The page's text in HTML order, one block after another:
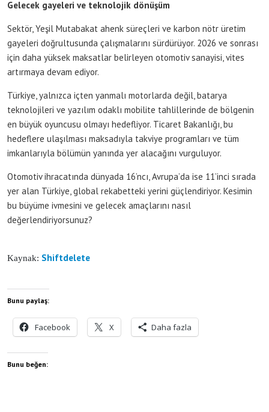
Gelecek gayeleri ve teknolojik dönüşüm
Sektör, Yeşil Mutabakat ahenk süreçleri ve karbon nötr üretim
gayeleri doğrultusunda çalışmalarını sürdürüyor. 2026 ve sonrası
için daha yüksek maksatlar belirleyen otomotiv sanayisi, vites
artırmaya devam ediyor.
Türkiye, yalnızca içten yanmalı motorlarda değil, batarya
teknolojileri ve yazılım odaklı mobilite tahlillerinde de bölgenin
en büyük oyuncusu olmayı hedefliyor. Ticaret Bakanlığı, bu
hedeflere ulaşılması maksadıyla takviye programları ve tüm
imkanlarıyla bölümün yanında yer alacağını vurguluyor.
Otomotiv ihracatında dünyada 16’ncı, Avrupa’da ise 11’inci sırada
yer alan Türkiye, global rekabetteki yerini güçlendiriyor. Kesimin
bu büyüme ivmesini ve gelecek amaçlarını nasıl
değerlendiriyorsunuz?
Kaynak: Shiftdelete
Bunu paylaş:
Facebook X Daha fazla
Bunu beğen: